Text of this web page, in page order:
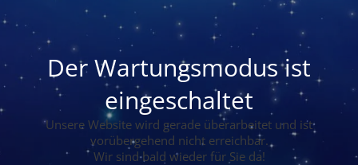
Der Wartungsmodus ist
eingeschaltet
Unsere Website wird gerade überarbeitet und ist
vorübergehend nicht erreichbar.
Wir sind bald wieder für Sie da!